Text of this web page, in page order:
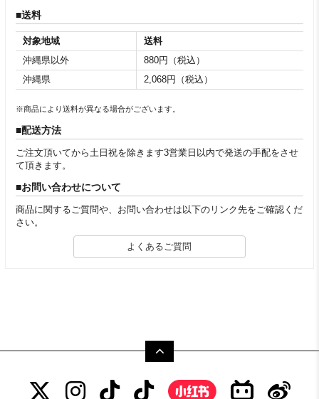
送料
対象地域
送料
沖縄県以外
880円（税込）
沖縄県
2,068円（税込）
※商品により送料が異なる場合がございます。
配送方法
ご注文頂いてから土日祝を除きます3営業日以内で発送の手配をさせ
て頂きます。
お問い合わせについて
商品に関するご質問や、お問い合わせは以下のリンク先をご確認くだ
さい。
よくあるご質問